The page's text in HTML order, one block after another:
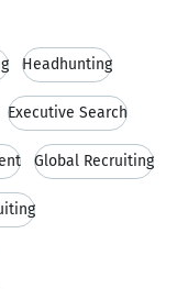
Headhunting
Executive Search
Global Recruiting